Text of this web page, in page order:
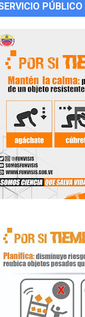
Valero
PÚBLICO